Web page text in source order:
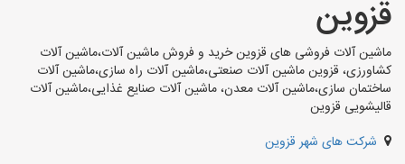
ماشین آلات قزوین
ماشین آلات فروشی های قزوین خرید و فروش ماشین آلات،ماشین آلات
کشاورزی، قزوین ماشین آلات صنعتی،ماشین آلات راه سازی،ماشین آلات
ساختمان سازی،ماشین آلات معدن، ماشین آلات صنایع غذایی،ماشین آلات
قالیشویی قزوین
شرکت های شهر قزوین